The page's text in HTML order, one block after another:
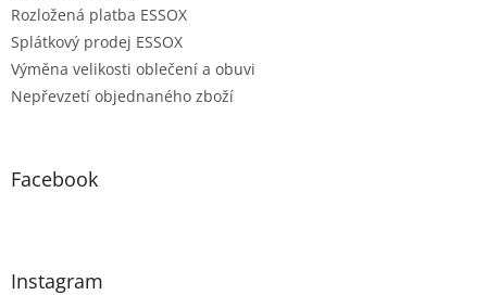
Rozložená platba ESSOX
Splátkový prodej ESSOX
Výměna velikosti oblečení a obuvi
Nepřevzetí objednaného zboží
Facebook
Instagram